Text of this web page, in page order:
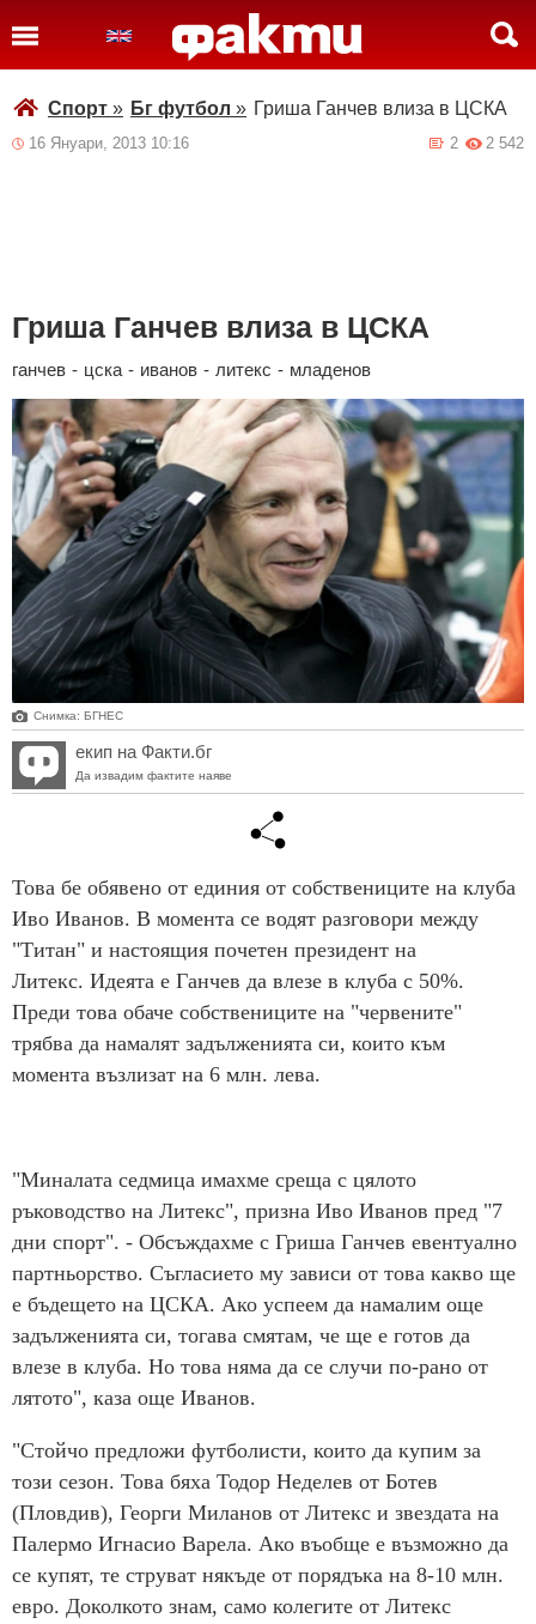
Спорт » Бг футбол » Гриша Ганчев влиза в ЦСКА
16 Януари, 2013 10:16 2 542
2
Гриша Ганчев влиза в ЦСКА
ганчев - цска - иванов - литекс - младенов
Снимка: БГНЕС
екип на Факти.бг
Да извадим фактите наяве
Това бе обявено от единия от собствениците на клуба
Иво Иванов. В момента се водят разговори между
"Титан" и настоящия почетен президент на
Литекс. Идеята е Ганчев да влезе в клуба с 50%.
Преди това обаче собствениците на "червените"
трябва да намалят задълженията си, които към
момента възлизат на 6 млн. лева.
"Миналата седмица имахме среща с цялото
ръководство на Литекс", призна Иво Иванов пред "7
дни спорт". - Обсъждахме с Гриша Ганчев евентуално
партньорство. Съгласието му зависи от това какво ще
е бъдещето на ЦСКА. Ако успеем да намалим още
задълженията си, тогава смятам, че ще е готов да
влезе в клуба. Но това няма да се случи по-рано от
лятото", каза още Иванов.
"Стойчо предложи футболисти, които да купим за
този сезон. Това бяха Тодор Неделев от Ботев
(Пловдив), Георги Миланов от Литекс и звездата на
Палермо Игнасио Варела. Ако въобще е възможно да
се купят, те струват някъде от порядъка на 8-10 млн.
евро. Доколкото знам, само колегите от Литекс